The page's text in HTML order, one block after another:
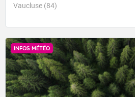
Vaucluse (84)
INFOS MÉTÉO